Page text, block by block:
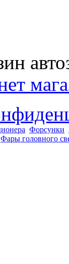
Форсунки
Фары головного